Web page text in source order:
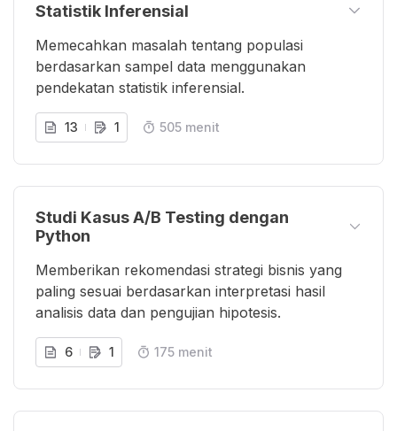
Statistik Inferensial
Memecahkan masalah tentang populasi
berdasarkan sampel data menggunakan
pendekatan statistik inferensial.
13 1 505 menit
Studi Kasus A/B Testing dengan
Python
Memberikan rekomendasi strategi bisnis yang
paling sesuai berdasarkan interpretasi hasil
analisis data dan pengujian hipotesis.
6 1 175 menit